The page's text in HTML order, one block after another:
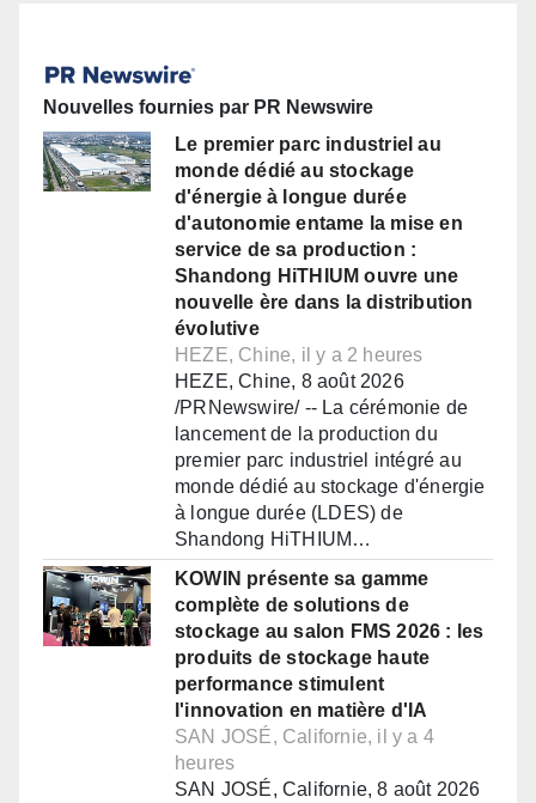
Nouvelles fournies par PR Newswire
Le premier parc industriel au
monde dédié au stockage
d'énergie à longue durée
d'autonomie entame la mise en
service de sa production :
Shandong HiTHIUM ouvre une
nouvelle ère dans la distribution
évolutive
HEZE, Chine, il y a 2 heures
HEZE, Chine, 8 août 2026
/PRNewswire/ -- La cérémonie de
lancement de la production du
premier parc industriel intégré au
monde dédié au stockage d'énergie
à longue durée (LDES) de
Shandong HiTHIUM…
KOWIN présente sa gamme
complète de solutions de
stockage au salon FMS 2026 : les
produits de stockage haute
performance stimulent
l'innovation en matière d'IA
SAN JOSÉ, Californie, il y a 4
heures
SAN JOSÉ, Californie, 8 août 2026